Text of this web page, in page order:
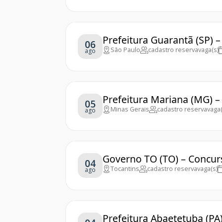
06
ago
Prefeitura Guarantã (SP)
São Paulo cadastro reservavaga(s)
05
ago
Prefeitura Mariana (MG)
Minas Gerais cadastro reserva
04
ago
Governo TO (TO) –
Tocantins cadastro reservavaga(s)
Prefeitura Abaetetuba